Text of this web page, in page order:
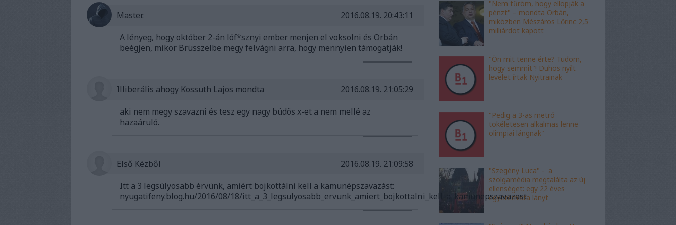
Master.
2016.08.19. 20:43:11
A lényeg, hogy október 2-án lóf*sznyi ember menjen el voksolni és Orbán
beégjen, mikor Brüsszelbe megy felvágni arra, hogy mennyien támogatják!
Illiberális ahogy Kossuth Lajos mondta
2016.08.19. 21:05:29
aki nem megy szavazni és tesz egy nagy büdös x-et a nem mellé az
hazaáruló.
Első Kézből
2016.08.19. 21:09:58
Itt a 3 legsúlyosabb érvünk, amiért bojkottálni kell a kamunépszavazást:
nyugatifeny.blog.hu/2016/08/18/itt_a_3_legsulyosabb_ervunk_amiert_bojkottalni_kell_a_kamunepszavazast
"Nem tűröm, hogy ellopják a
pénzt" – mondta Orbán,
miközben Mészáros Lőrinc 2,5
milliárdot kapott
"Ön mit tenne érte? Tudom,
hogy semmit"! Dühös nyílt
levelet írtak Nyitrainak
"Pedig a 3-as metró
tökéletesen alkalmas lenne
olimpiai lángnak"
"Szegény Luca" - a
szolgamédia megtalálta az új
ellenséget: egy 22 éves
egyetemista lányt